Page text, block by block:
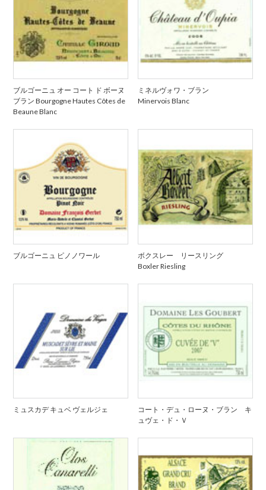
ブルゴーニュ オー コート ド ボーヌ
ブラン Bourgogne Hautes Côtes de
Beaune Blanc
ミネルヴォワ・ブラン
Minervois Blanc
ブルゴーニュ ピノノワール
ボクスレー リースリング
Boxler Riesling
ミュスカデ キュベ ヴェルジェ
コート・デュ・ローヌ・ブラン キ
ュヴェ・ド・Ｖ